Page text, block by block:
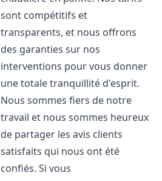
sont compétitifs et
transparents, et nous offrons
des garanties sur nos
interventions pour vous donner
une totale tranquillité d'esprit.
Nous sommes fiers de notre
travail et nous sommes heureux
de partager les avis clients
satisfaits qui nous ont été
confiés. Si vous